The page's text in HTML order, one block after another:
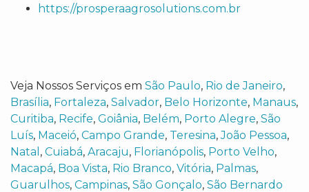
https://prosperaagrosolutions.com.br
Veja Nossos Serviços em São Paulo, Rio de Janeiro,
Brasília, Fortaleza, Salvador, Belo Horizonte, Manaus,
Curitiba, Recife, Goiânia, Belém, Porto Alegre, São
Luís, Maceió, Campo Grande, Teresina,João Pessoa,
Natal , Cuiabá, Aracaju, Florianópolis, Porto Velho,
Macapá, Boa Vista, Rio Branco, Vitória, Palmas,
Guarulhos, Campinas, São Gonçalo, São Bernardo